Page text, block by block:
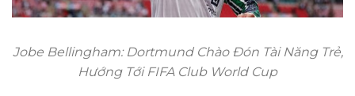
Jobe Bellingham: Dortmund Chào Đón Tài Năng Trẻ,
Hướng Tới FIFA Club World Cup